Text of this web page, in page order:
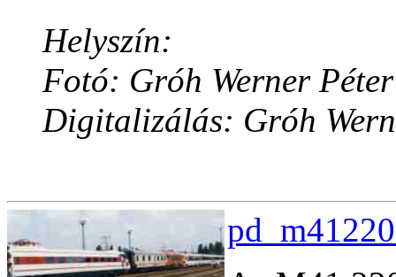
Helyszín:
Fotó: Gróh Werner Péter
Digitalizálás: Gróh